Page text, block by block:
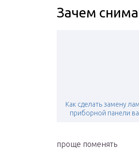
Зачем
Как сделать замену
приборной панели
проще поменять